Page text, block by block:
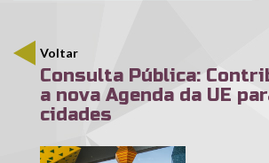
Voltar
Consulta Pública:
a nova Agenda da UE
cidades
eu_agenda_for_cities.jpg